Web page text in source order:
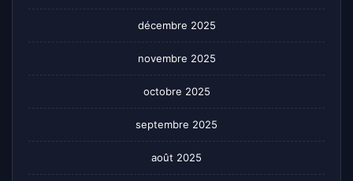
décembre 2025
novembre 2025
octobre 2025
septembre 2025
août 2025